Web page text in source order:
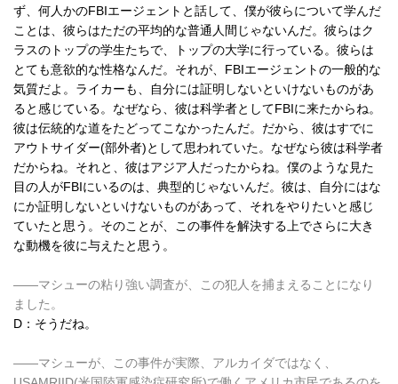
ず、何人かのFBIエージェントと話して、僕が彼らについて学んだ
ことは、彼らはただの平均的な普通人間じゃないんだ。彼らはク
ラスのトップの学生たちで、トップの大学に行っている。彼らは
とても意欲的な性格なんだ。それが、FBIエージェントの一般的な
気質だよ。ライカーも、自分には証明しないといけないものがあ
ると感じている。なぜなら、彼は科学者としてFBIに来たからね。
彼は伝統的な道をたどってこなかったんだ。だから、彼はすでに
アウトサイダー(部外者)として思われていた。なぜなら彼は科学者
だからね。それと、彼はアジア人だったからね。僕のような見た
目の人がFBIにいるのは、典型的じゃないんだ。彼は、自分にはな
にか証明しないといけないものがあって、それをやりたいと感じ
ていたと思う。そのことが、この事件を解決する上でさらに大き
な動機を彼に与えたと思う。
――マシューの粘り強い調査が、この犯人を捕まえることになり
ました。
D：そうだね。
――マシューが、この事件が実際、アルカイダではなく、